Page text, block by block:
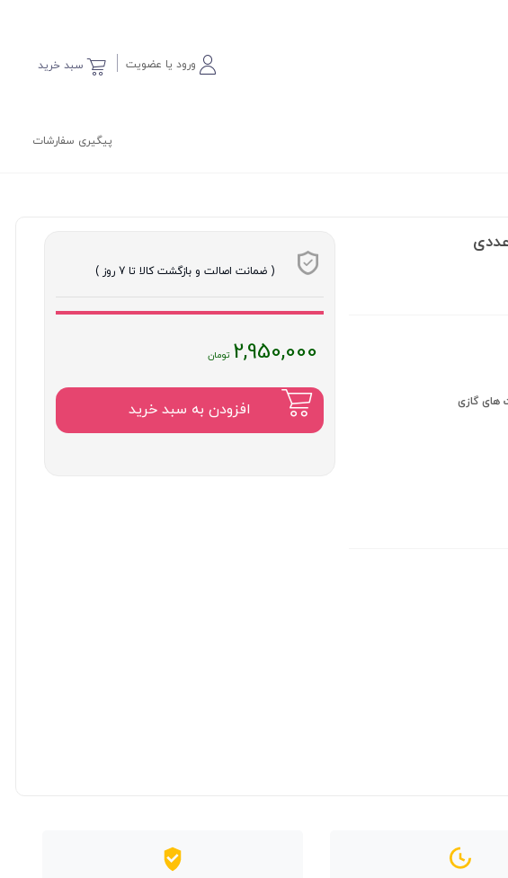
سبد خرید ورود یا عضویت
پیگیری سفارشات
های گازی
( ضمانت اصالت و بازگشت کالا تا 7 روز )
2,950,000قیمت
فعلی
:
۲,۹۵۰,۰۰۰
افزودن به سبد خرید